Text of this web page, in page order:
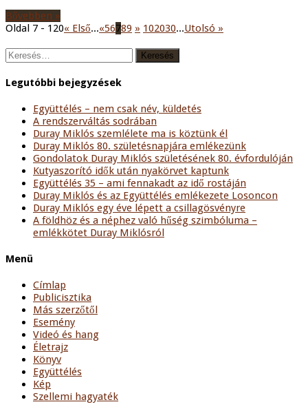
Bővebben »
Oldal 7 - 120« Első...«56789 » 102030...Utolsó »
Keresés:
Legutóbbi bejegyzések
Együttélés – nem csak név, küldetés
A rendszerváltás sodrában
Duray Miklós szemlélete ma is köztünk él
Duray Miklós 80. születésnapjára emlékezünk
Gondolatok Duray Miklós születésének 80. évfordulóján
Kutyaszorító idők után nyakörvet kaptunk
Együttélés 35 – ami fennakadt az idő rostáján
Duray Miklós és az Együttélés emlékezete Losoncon
Duray Miklós egy éve lépett a csillagösvényre
A földhöz és a néphez való hűség szimbóluma –
emlékkötet Duray Miklósról
Menü
Címlap
Publicisztika
Más szerzőtől
Esemény
Videó és hang
Életrajz
Könyv
Együttélés
Kép
Szellemi hagyaték